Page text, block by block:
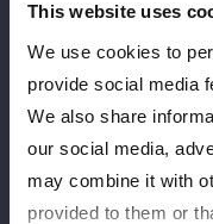
This website uses
We use cookies to
provide social media
We also share
our social media,
may combine it with
provided to them or
tinggi
berat badan
Pertandingan
debut